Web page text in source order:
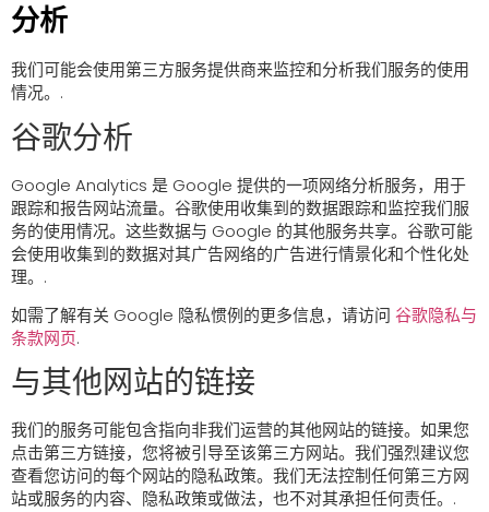
分析
我们可能会使用第三方服务提供商来监控和分析我们服务的使用
情况。.
谷歌分析
Google Analytics 是 Google 提供的一项网络分析服务，用于
跟踪和报告网站流量。谷歌使用收集到的数据跟踪和监控我们服
务的使用情况。这些数据与 Google 的其他服务共享。谷歌可能
会使用收集到的数据对其广告网络的广告进行情景化和个性化处
理。.
如需了解有关 Google 隐私惯例的更多信息，请访问 谷歌隐私与
条款网页.
与其他网站的链接
我们的服务可能包含指向非我们运营的其他网站的链接。如果您
点击第三方链接，您将被引导至该第三方网站。我们强烈建议您
查看您访问的每个网站的隐私政策。我们无法控制任何第三方网
站或服务的内容、隐私政策或做法，也不对其承担任何责任。.